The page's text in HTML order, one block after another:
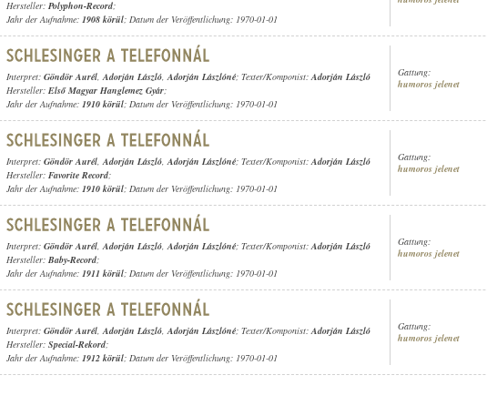
Hersteller: Polyphon-Record;
Jahr der Aufnahme: 1908 körül; Datum der Veröffentlichung: 1970-01-01
Interpret: Göndör Aurél,Adorján László,Adorján Lászlóné; Texter/Komponist:Adorján László
Hersteller: Első Magyar Hanglemez Gyár;
Jahr der Aufnahme: 1910 körül; Datum der Veröffentlichung: 1970-01-01
Gattung:
humoros jelenet
Interpret: Göndör Aurél,Adorján László,Adorján Lászlóné; Texter/Komponist:Adorján László
Hersteller: Favorite Record;
Jahr der Aufnahme: 1910 körül; Datum der Veröffentlichung: 1970-01-01
Gattung:
humoros jelenet
Interpret: Göndör Aurél,Adorján László,Adorján Lászlóné; Texter/Komponist:Adorján László
Hersteller: Baby-Record;
Jahr der Aufnahme: 1911 körül; Datum der Veröffentlichung: 1970-01-01
Gattung:
humoros jelenet
Interpret: Göndör Aurél,Adorján László,Adorján Lászlóné; Texter/Komponist:Adorján László
Hersteller: Special-Rekord;
Jahr der Aufnahme: 1912 körül; Datum der Veröffentlichung: 1970-01-01
Gattung:
humoros jelenet